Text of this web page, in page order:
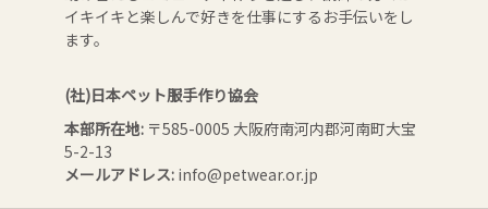
イキイキと楽しんで好きを仕事にするお手伝いをし
ます。
(社)日本ペット服手作り協会
本部所在地: 〒585-0005 大阪府南河内郡河南町大宝
5-2-13
メールアドレス: info@petwear.or.jp